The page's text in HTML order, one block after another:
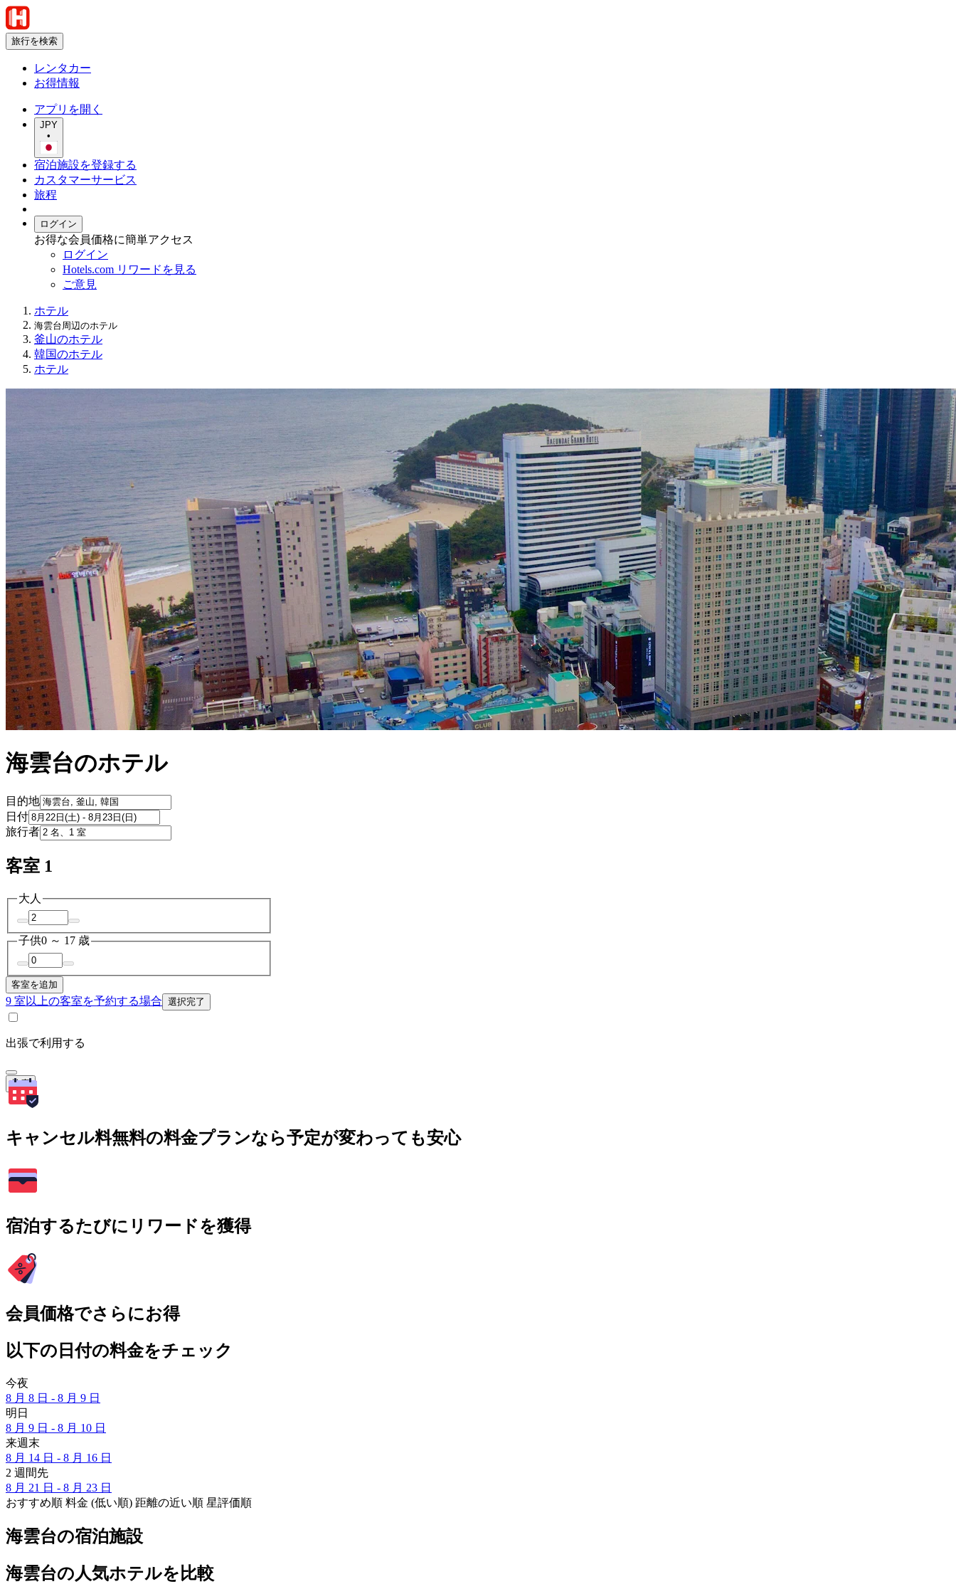
旅行を検索
レンタカー
お得情報
アプリを開く
JPY
•
宿泊施設を登録する
カスタマーサービス
旅程
ログイン
お得な会員価格に簡単アクセス
ログイン
Hotels.com リワードを見る
ご意見
ホテル
海雲台周辺のホテル
釜山のホテル
韓国のホテル
ホテル
海雲台のホテル
目的地
日付
旅行者
客室 1
大人
子供0 ～ 17 歳
客室を追加
9 室以上の客室を予約する場合 選択完了
出張で利用する
検索
キャンセル料無料の料金プランなら予定が変わっても安心
宿泊するたびにリワードを獲得
会員価格でさらにお得
以下の日付の料金をチェック
今夜
8 月 8 日 - 8 月 9 日
明日
8 月 9 日 - 8 月 10 日
来週末
8 月 14 日 - 8 月 16 日
2 週間先
8 月 21 日 - 8 月 23 日
おすすめ順 料金 (低い順) 距離の近い順 星評価順
海雲台の宿泊施設
海雲台の人気ホテルを比較